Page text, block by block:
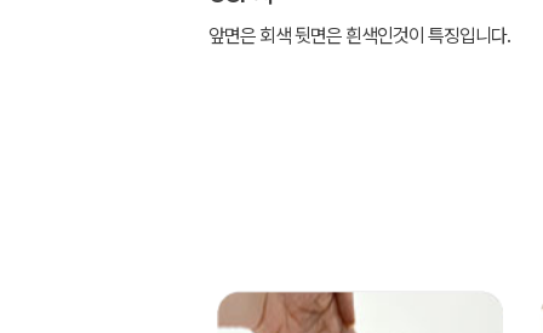
앞면은 회색 뒷면은 흰색인것이 특징입니다.